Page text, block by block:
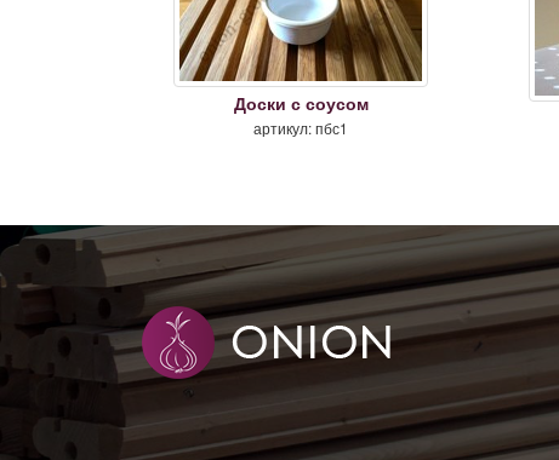
Доски с соусом
артикул: пбс1